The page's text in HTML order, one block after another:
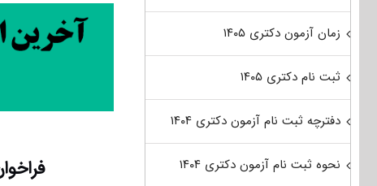
زمان آزمون دکتری ۱۴۰۵
ثبت نام دکتری ۱۴۰۵
دفترچه ثبت نام آزمون دکتری ۱۴۰۴
نحوه ثبت نام آزمون دکتری ۱۴۰۴